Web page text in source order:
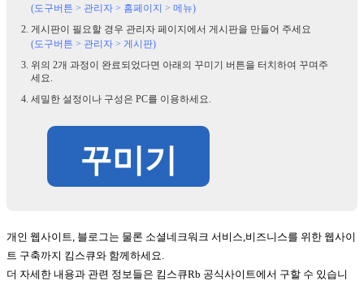
(도구버튼 > 관리자 > 홈페이지 > 메뉴)
게시판이 필요할 경우 관리자 페이지에서 게시판을 만들어 주세요
(도구버튼 > 관리자 > 게시판)
위의 2개 과정이 완료되었다면 아래의 꾸미기 버튼을 터치하여 꾸며주
세요.
세밀한 설정이나 구성은 PC를 이용하세요.
꾸미기
개인 웹사이트, 블로그는 물론 소셜네크워크 서비스,비즈니스를 위한 웹사이
트 구축까지 킴스큐와 함께하세요.
더 자세한 내용과 관련 정보들은 킴스큐Rb 공식사이트에서 구할 수 있습니